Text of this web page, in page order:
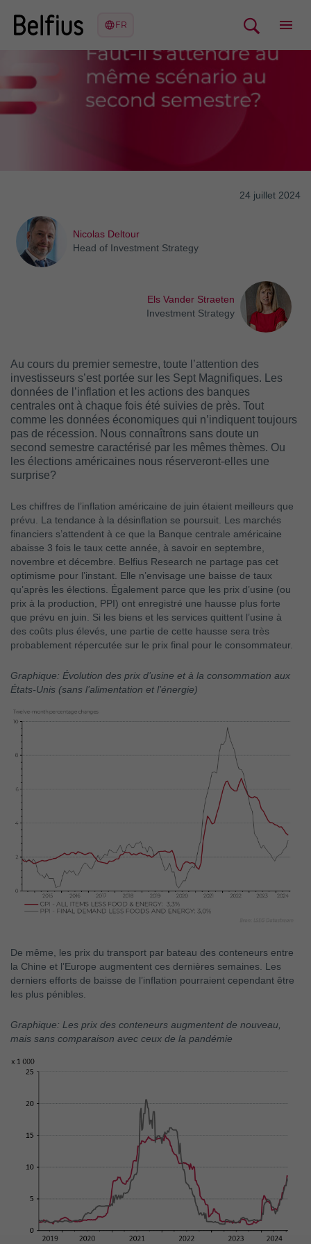
24 juillet 2024
Nicolas Deltour
Head of Investment Strategy
Els Vander Straeten
Investment Strategy
Au cours du premier semestre, toute l’attention des
investisseurs s’est portée sur les Sept Magnifiques. Les
données de l’inflation et les actions des banques
centrales ont à chaque fois été suivies de près. Tout
comme les données économiques qui n’indiquent toujours
pas de récession. Nous connaîtrons sans doute un
second semestre caractérisé par les mêmes thèmes. Ou
les élections américaines nous réserveront-elles une
surprise?
Les chiffres de l’inflation américaine de juin étaient meilleurs que
prévu. La tendance à la désinflation se poursuit. Les marchés
financiers s’attendent à ce que la Banque centrale américaine
abaisse 3 fois le taux cette année, à savoir en septembre,
novembre et décembre. Belfius Research ne partage pas cet
optimisme pour l’instant. Elle n’envisage une baisse de taux
qu’après les élections. Également parce que les prix d’usine (ou
prix à la production, PPI) ont enregistré une hausse plus forte
que prévu en juin. Si les biens et les services quittent l’usine à
des coûts plus élevés, une partie de cette hausse sera très
probablement répercutée sur le prix final pour le consommateur.
Graphique: Évolution des prix d’usine et à la consommation aux
États-Unis (sans l’alimentation et l’énergie)
De même, les prix du transport par bateau des conteneurs entre
la Chine et l’Europe augmentent ces dernières semaines. Les
derniers efforts de baisse de l’inflation pourraient cependant être
les plus pénibles.
Graphique: Les prix des conteneurs augmentent de nouveau,
mais sans comparaison avec ceux de la pandémie